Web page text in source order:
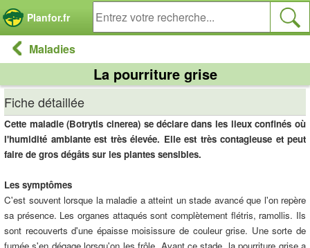
Planfor.fr
Maladies
La pourriture grise
Fiche détaillée
Cette maladie (Botrytis cinerea) se déclare dans les lieux confinés où
l'humidité ambiante est très élevée. Elle est très contagieuse et peut
faire de gros dégâts sur les plantes sensibles.
Les symptômes
C'est souvent lorsque la maladie a atteint un stade avancé que l'on repère
sa présence. Les organes attaqués sont complètement flétris, ramollis. Ils
sont recouverts d'une épaisse moisissure de couleur grise. Une sorte de
Panneau de gestion des cookies